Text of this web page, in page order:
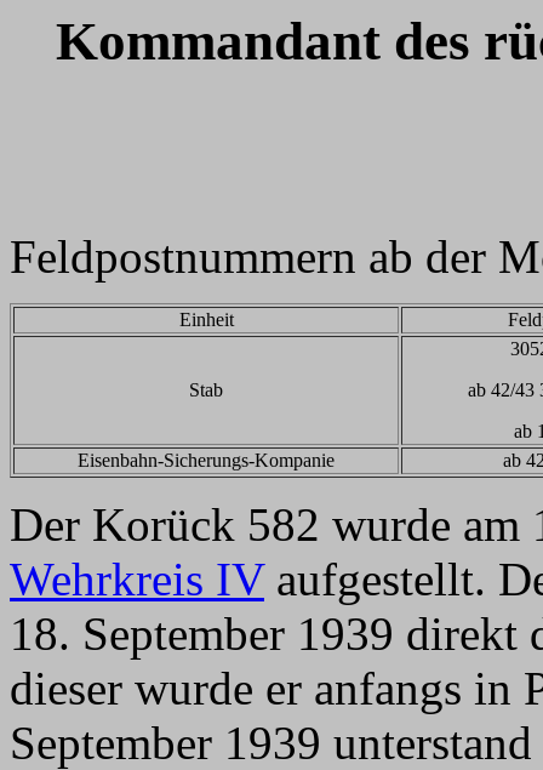
Kommandant des
Feldpostnummern ab der
Einheit
Stab
ab 42/43
ab
Eisenbahn-Sicherungs-Kompanie
ab
Der Korück 582 wurde am
Wehrkreis IVaufgestellt.
18. September 1939 direkt
dieser wurde er anfangs in
September 1939